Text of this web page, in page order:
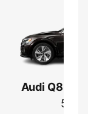
Audi Q8
55